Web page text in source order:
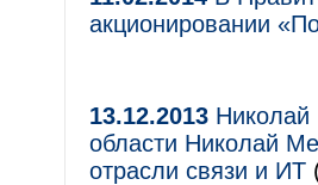
акционировании
13.12.2013 Николай
области Николай
отрасли связи и ИТ